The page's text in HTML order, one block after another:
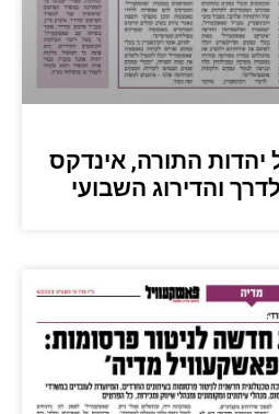
יהדות התורה, אינדקס
והדירוג השבועי